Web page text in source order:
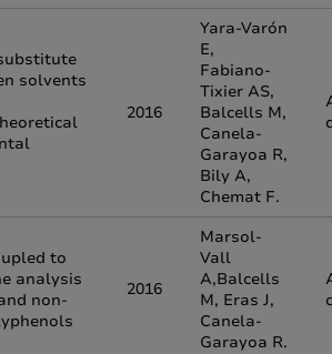
solvents
2016
Yara-Varón
E,
Fabiano-
Tixier AS,
Balcells M,
Canela-
Garayoa R,
Bily A,
Chemat F.
to
analysis
non-
2016
Marsol-
Vall
A,Balcells
M, Eras J,
Canela-
Garayoa R.